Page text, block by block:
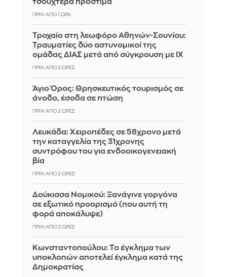
τσουχτερά πρόστιμα
ΠΡΙΝ ΑΠΌ 1 ΏΡΑ
Τροχαίο στη λεωφόρο Αθηνών-Σουνίου:
Τραυματίες δύο αστυνομικοί της
ομάδας ΔΙΑΣ μετά από σύγκρουση με ΙΧ
ΠΡΙΝ ΑΠΌ 2 ΏΡΕΣ
Άγιο Όρος: Θρησκευτικός τουρισμός σε
άνοδο, έσοδα σε πτώση
ΠΡΙΝ ΑΠΌ 2 ΏΡΕΣ
Λευκάδα: Χειροπέδες σε 58χρονο μετά
την καταγγελία της 31χρονης
συντρόφου του για ενδοοικογενειακή
βία
ΠΡΙΝ ΑΠΌ 2 ΏΡΕΣ
Δούκισσα Νομικού: Ξανάγινε γοργόνα
σε εξωτικό προορισμό (που αυτή τη
φορά αποκάλυψε)
ΠΡΙΝ ΑΠΌ 2 ΏΡΕΣ
Κωνσταντοπούλου: Το έγκλημα των
υποκλοπών αποτελεί έγκλημα κατά της
Δημοκρατίας